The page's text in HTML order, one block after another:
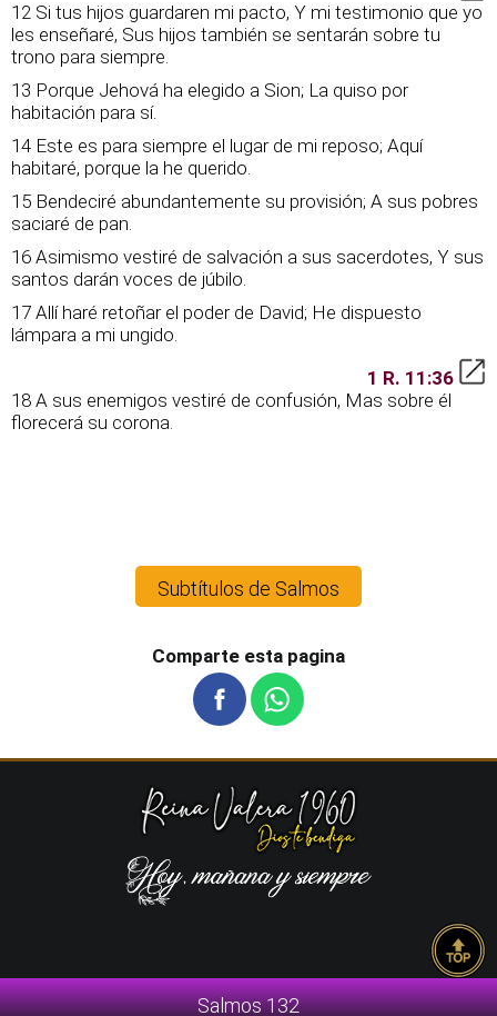
12 Si tus hijos guardaren mi pacto, Y mi testimonio que yo
les enseñaré, Sus hijos también se sentarán sobre tu
trono para siempre.
13 Porque Jehová ha elegido a Sion; La quiso por
habitación para sí.
14 Este es para siempre el lugar de mi reposo; Aquí
habitaré, porque la he querido.
15 Bendeciré abundantemente su provisión; A sus pobres
saciaré de pan.
16 Asimismo vestiré de salvación a sus sacerdotes, Y sus
santos darán voces de júbilo.
17 Allí haré retoñar el poder de David; He dispuesto
lámpara a mi ungido.
1 R. 11:36
18 A sus enemigos vestiré de confusión, Mas sobre él
florecerá su corona.
Subtítulos de Salmos
Comparte esta pagina
Salmos 132